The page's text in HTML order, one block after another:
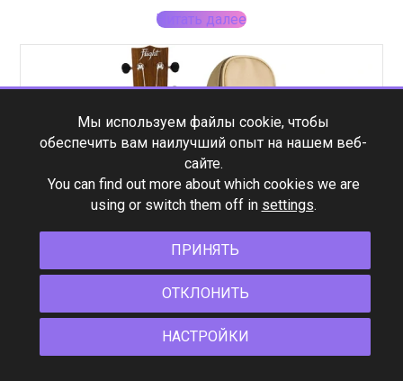
Читать далее
Мы используем файлы cookie, чтобы
обеспечить вам наилучший опыт на нашем веб-
сайте.
You can find out more about which cookies we are
using or switch them off in settings.
ПРИНЯТЬ
ОТКЛОНИТЬ
НАСТРОЙКИ